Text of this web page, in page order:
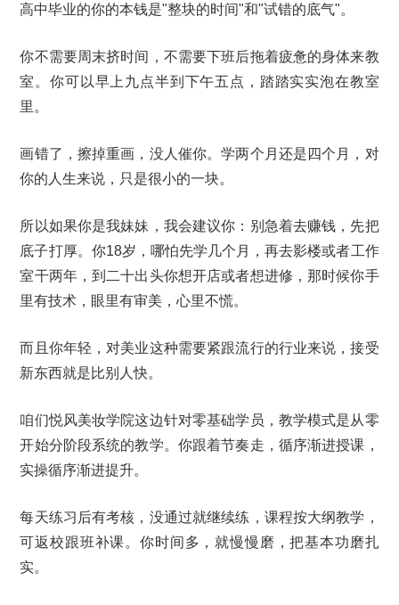
高中毕业的你的本钱是"整块的时间"和"试错的底气"。
你不需要周末挤时间，不需要下班后拖着疲惫的身体来教
室。你可以早上九点半到下午五点，踏踏实实泡在教室
里。
画错了，擦掉重画，没人催你。学两个月还是四个月，对
你的人生来说，只是很小的一块。
所以如果你是我妹妹，我会建议你：别急着去赚钱，先把
底子打厚。你18岁，哪怕先学几个月，再去影楼或者工作
室干两年，到二十出头你想开店或者想进修，那时候你手
里有技术，眼里有审美，心里不慌。
而且你年轻，对美业这种需要紧跟流行的行业来说，接受
新东西就是比别人快。
咱们悦风美妆学院这边针对零基础学员，教学模式是从零
开始分阶段系统的教学。你跟着节奏走，循序渐进授课，
实操循序渐进提升。
每天练习后有考核，没通过就继续练，课程按大纲教学，
可返校跟班补课。你时间多，就慢慢磨，把基本功磨扎
实。